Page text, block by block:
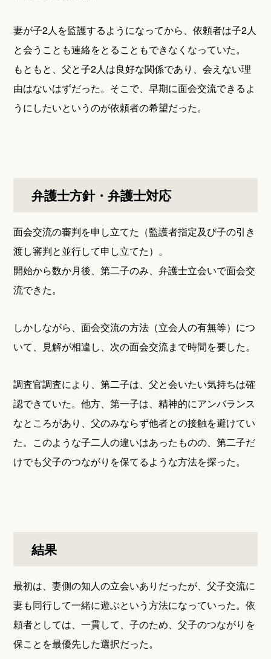
妻が子2人を監護するようになってから、依頼者は子2人
と会うことも連絡をとることもできなくなっていた。
もともと、父と子2人は良好な関係であり、会えない理
由はないはずだった。そこで、早期に面会交流できるよ
うにしたいというのが依頼者の希望だった。
弁護士方針・弁護士対応
面会交流の審判を申し立てた（監護者指定及び子の引き
渡し審判と並行して申し立てた）。
開始から数か月後、第二子のみ、弁護士立会いで面会交
流できた。
しかしながら、面会交流の方法（立会人の有無等）につ
いて、見解が相違し、次の面会交流まで時間を要した。
調査官調査により、第二子は、父と会いたい気持ちは確
認できていた。他方、第一子は、精神的にアンバランス
なところがあり、父のみならず他者との接触を避けてい
た。このような子二人の違いはあったものの、第二子だ
けでも父子のつながりを保てるような方法を探った。
結果
最初は、妻側の知人の立会いありだったが、父子交流に
妻も同行して一緒に遊ぶという方法になっていった。依
頼者としては、一貫して、子のため、父子のつながりを
保ことを最優先した選択だった。